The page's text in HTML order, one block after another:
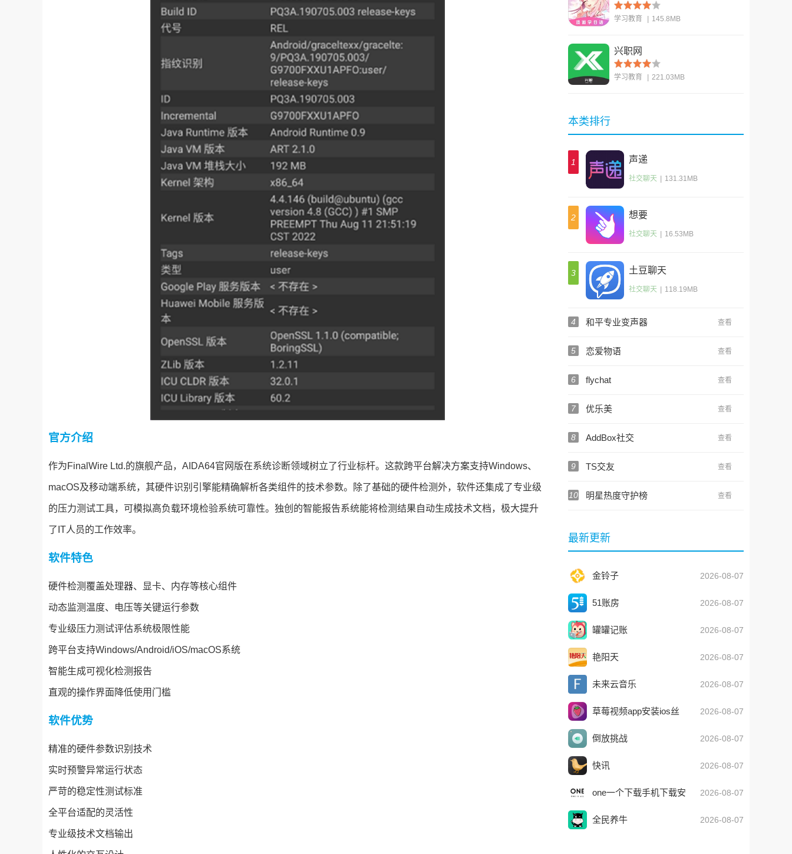
官方介绍
作为FinalWire Ltd.的旗舰产品，AIDA64官网版在系统诊断领域树立了行业标杆。这款跨平台解决方案支持Windows、
macOS及移动端系统，其硬件识别引擎能精确解析各类组件的技术参数。除了基础的硬件检测外，软件还集成了专业级
的压力测试工具，可模拟高负载环境检验系统可靠性。独创的智能报告系统能将检测结果自动生成技术文档，极大提升
了IT人员的工作效率。
软件特色
硬件检测覆盖处理器、显卡、内存等核心组件
动态监测温度、电压等关键运行参数
专业级压力测试评估系统极限性能
跨平台支持Windows/Android/iOS/macOS系统
智能生成可视化检测报告
直观的操作界面降低使用门槛
软件优势
精准的硬件参数识别技术
实时预警异常运行状态
严苛的稳定性测试标准
全平台适配的灵活性
专业级技术文档输出
学习教育 145.8MB
兴职网
学习教育 221.03MB
本类排行
1 声递
社交聊天 131.31MB
2 想要
社交聊天 16.53MB
3 土豆聊天
社交聊天 118.19MB
4 和平专业变声器 查看
5 恋爱物语 查看
6 flychat 查看
7 优乐美 查看
8 AddBox社交 查看
9 TS交友 查看
10 明星热度守护榜 查看
最新更新
金铃子 2026-08-07
51账房 2026-08-07
罐罐记账 2026-08-07
艳阳天 2026-08-07
未来云音乐 2026-08-07
草莓视频app安装ios丝
2026-08-07
倒放挑战 2026-08-07
快讯 2026-08-07
one一个下载手机下载安
2026-08-07
全民养牛 2026-08-07